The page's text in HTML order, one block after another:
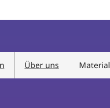
Über uns Material